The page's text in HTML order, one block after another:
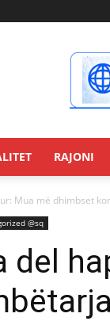
RAJONI
Mua më dhimbset
@sq
del